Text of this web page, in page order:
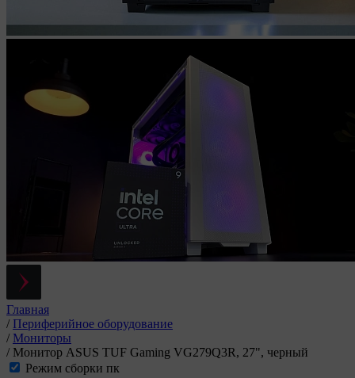
Главная
/ Периферийное оборудование
/ Мониторы
/ Монитор ASUS TUF Gaming VG279Q3R, 27", черный
Режим сборки пк